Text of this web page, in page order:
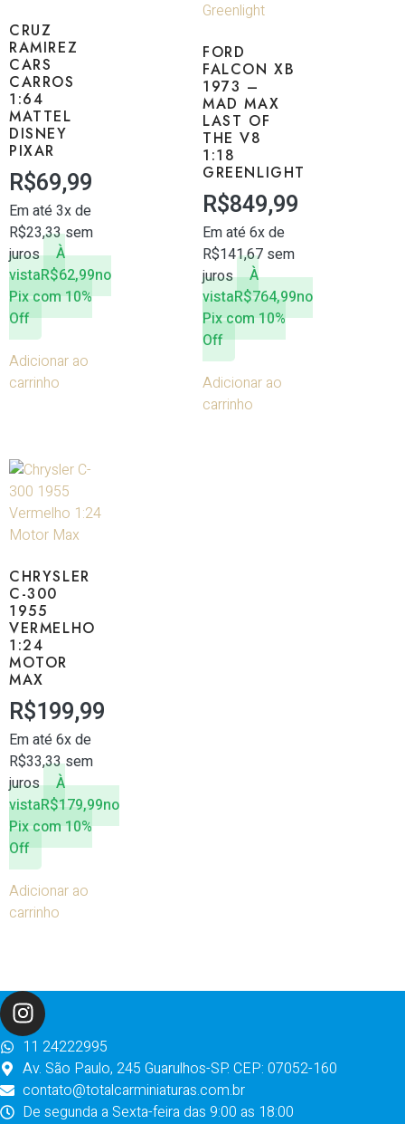
CRUZ
RAMIREZ
CARS
CARROS
1:64
MATTEL
DISNEY
PIXAR
R$69,99
Em até 3x de
R$23,33sem
juros
À
vistaR$62,99no
Pix com 10%
Off
Adicionar ao
carrinho
FORD
FALCON XB
1973 –
MAD MAX
LAST OF
THE V8
1:18
GREENLIGHT
R$849,99
Em até 6x de
R$141,67 sem
juros
À
vistaR$764,99no
Pix com 10%
Off
Adicionar ao
carrinho
CHRYSLER
C-300
1955
VERMELHO
1:24
MOTOR
MAX
R$199,99
Em até 6x de
R$33,33sem
juros
À
vistaR$179,99no
Pix com 10%
Off
Adicionar ao
carrinho
11 24222995
Av. São Paulo, 245 Guarulhos-SP. CEP: 07052-160
contato@totalcarminiaturas.com.br
De segunda a Sexta-feira das 9:00 as 18:00